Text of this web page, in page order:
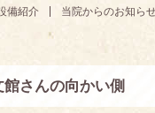
備紹介
当院からのお知ら
さんの向かい側